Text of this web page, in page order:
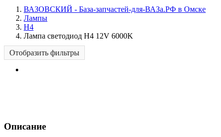
ВАЗОВСКИЙ - База-запчастей-для-ВАЗа.РФ в Омске
Лампы
H4
Лампа светодиод H4 12V 6000K
Отобразить фильтры
Описание